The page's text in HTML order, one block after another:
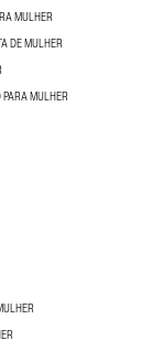
MULHER
DE MULHER
MULHER